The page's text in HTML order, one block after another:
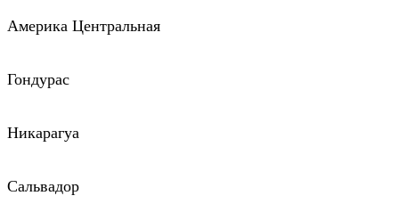
Америка Центральная
Гондурас
Никарагуа
Сальвадор